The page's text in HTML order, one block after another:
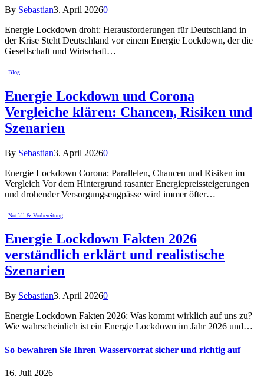
By Sebastian3. April 20260
Energie Lockdown droht: Herausforderungen für Deutschland in
der Krise Steht Deutschland vor einem Energie Lockdown, der die
Gesellschaft und Wirtschaft…
Blog
Energie Lockdown und Corona
Vergleiche klären: Chancen, Risiken und
Szenarien
By Sebastian3. April 20260
Energie Lockdown Corona: Parallelen, Chancen und Risiken im
Vergleich Vor dem Hintergrund rasanter Energiepreissteigerungen
und drohender Versorgungsengpässe wird immer öfter…
Notfall & Vorbereitung
Energie Lockdown Fakten 2026
verständlich erklärt und realistische
Szenarien
By Sebastian3. April 20260
Energie Lockdown Fakten 2026: Was kommt wirklich auf uns zu?
Wie wahrscheinlich ist ein Energie Lockdown im Jahr 2026 und…
So bewahren Sie Ihren Wasservorrat sicher und richtig auf
16. Juli 2026